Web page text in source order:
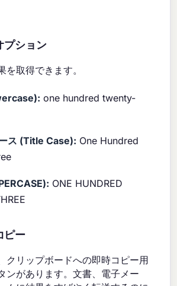
プション
を取得できます。
one hundred twenty-
ス (Title Case): One Hundred
ONE HUNDRED
ピー
クリップボードへの即時コピー用
ンがあります。文書、電子メー